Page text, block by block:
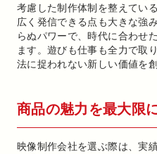
考慮した制作体制を整えてい
広く発信できる点も大きな強
らぬパワーで、時代に合わせ
ます。遊びも仕事も全力で取
法に捉われない新しい価値を
商品の魅力を最大限
映像制作会社を選ぶ際は、実